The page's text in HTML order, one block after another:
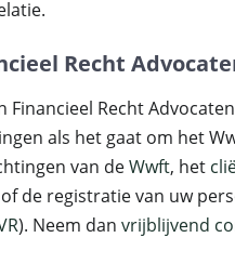
Recht
Financieel Recht
als het gaat om het
van deWwft, het
of de registratie van uw
). Neem dan vrijblijvend